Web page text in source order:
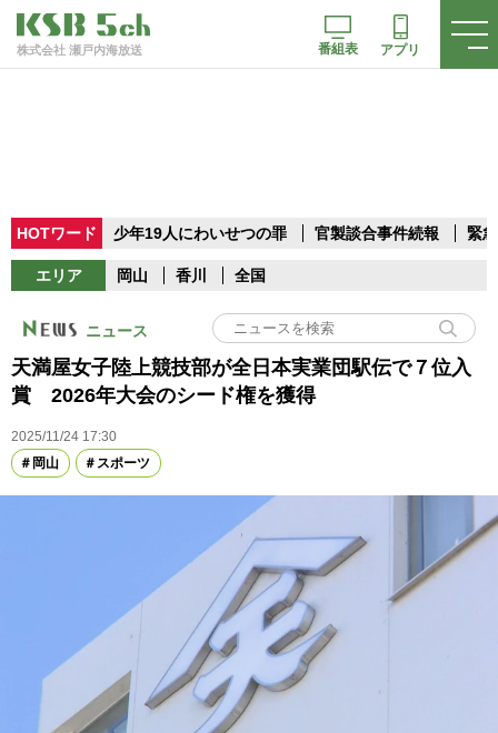
株式会社 瀬戸内海放送 番組表 アプリ
HOTワード 少年19人にわいせつの罪 官製談合事件続報 緊
エリア 岡山 香川 全国
ニュース
天満屋女子陸上競技部が全日本実業団駅伝で７位入
賞 2026年大会のシード権を獲得
2025/11/24 17:30
岡山
スポーツ